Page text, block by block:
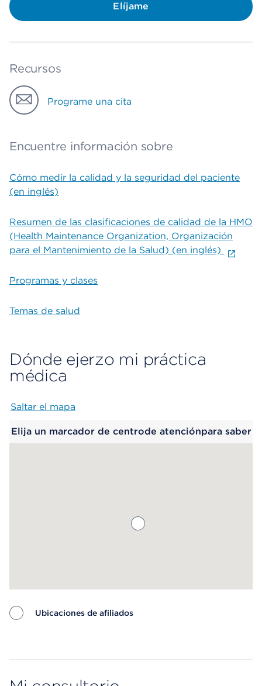
Elíjame
Recursos
Programe una cita
Encuentre información sobre
Cómo medir la calidad y la seguridad del paciente
(en inglés)
Resumen de las clasificaciones de calidad de la HMO
(Health Maintenance Organization, Organización
para el Mantenimiento de la Salud) (en inglés)
Programas y clases
Temas de salud
Dónde ejerzo mi práctica
médica
Saltar el mapa
Elija un marcador de centrode atenciónpara saber
Ubicaciones de afiliados